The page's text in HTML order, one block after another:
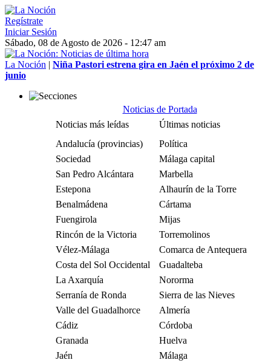
Regístrate
Iniciar Sesión
Sábado, 08 de Agosto de 2026 - 12:47 am
La Noción | Niña Pastori estrena gira en Jaén el próximo 2 de
junio
Noticias de Portada
Noticias más leídas
Últimas noticias
Andalucía (provincias)
Política
Sociedad
Málaga capital
San Pedro Alcántara
Marbella
Estepona
Alhaurín de la Torre
Benalmádena
Cártama
Fuengirola
Mijas
Rincón de la Victoria
Torremolinos
Vélez-Málaga
Comarca de Antequera
Costa del Sol Occidental
Guadalteba
La Axarquía
Nororma
Serranía de Ronda
Sierra de las Nieves
Valle del Guadalhorce
Almería
Cádiz
Córdoba
Granada
Huelva
Jaén
Málaga